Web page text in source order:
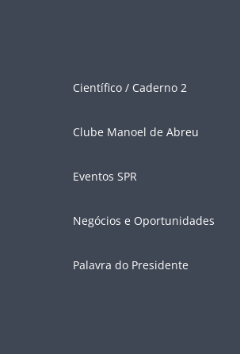
Científico / Caderno 2
Clube Manoel de Abreu
Eventos SPR
Negócios e Oportunidades
Palavra do Presidente